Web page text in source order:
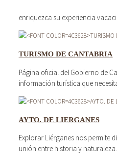
enriquezca su experiencia
TURISMO DE CANTABRIA
Página oficial del Gobierno de
información turística que
AYTO. DE LIERGANES
Explorar Liérganes nos permite
unión entre historia y naturaleza.